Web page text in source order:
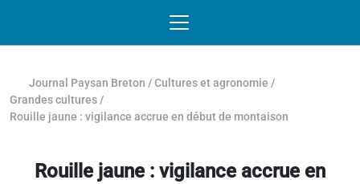
Journal Paysan Breton /Cultures et agronomie /
Grandes cultures /
Rouille jaune : vigilance accrue en début de montaison
Rouille jaune : vigilance accrue en